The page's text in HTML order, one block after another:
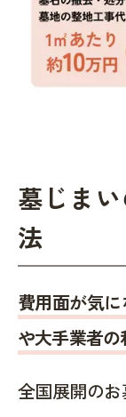
墓じま
法
費用面が気
や大手業者
全国展開の